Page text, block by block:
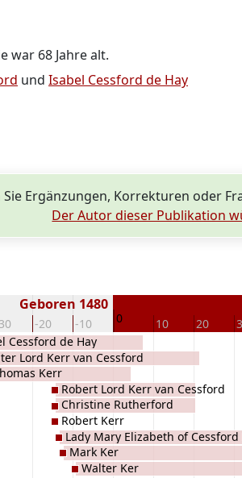
war 68 Jahre alt.
und Isabel Cessford de Hay
Sie Ergänzungen, Korrekturen oder
Der Autor dieser Publikation
-20 -10 0 10 20
Geboren 1480
Cessford de Hay
Lord Kerr van Cessford
Kerr
Robert Lord Kerr van Cessford
Christine Rutherford
Robert Kerr
Lady Mary Elizabeth of
Mark Ker
Walter Ker